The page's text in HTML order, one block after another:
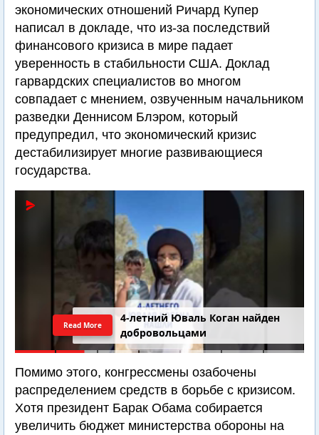
экономических отношений Ричард Купер
написал в докладе, что из-за последствий
финансового кризиса в мире падает
уверенность в стабильности США. Доклад
гарвардских специалистов во многом
совпадает с мнением, озвученным начальником
разведки Деннисом Блэром, который
предупредил, что экономический кризис
дестабилизирует многие развивающиеся
государства.
4-летний Юваль Коган найден
добровольцами
Read More
Помимо этого, конгрессмены озабочены
распределением средств в борьбе с кризисом.
Хотя президент Барак Обама собирается
увеличить бюджет министерства обороны на